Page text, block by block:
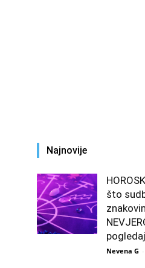
Najnovije
što
Nevena G -